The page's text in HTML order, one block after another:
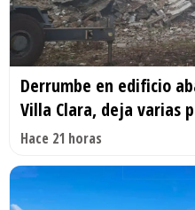
Derrumbe en edificio
Villa Clara, deja varias
Hace 21 horas